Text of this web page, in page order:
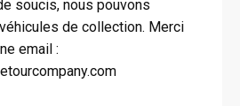
soucis, nous pouvons
de collection. Merci
email :